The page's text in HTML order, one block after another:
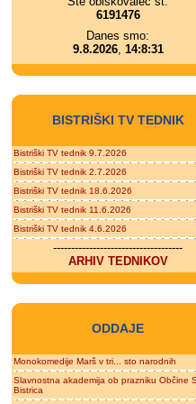
6191476
Danes smo:
9.8.2026, 14:8:31
BISTRIŠKI TV TEDNIK
Bistriški TV tednik 9.7.2026
Bistriški TV tednik 2.7.2026
Bistriški TV tednik 18.6.2026
Bistriški TV tednik 11.6.2026
Bistriški TV tednik 4.6.2026
------------------------------------
ARHIV TEDNIKOV
ODDAJE
Monokomedije Marš v tri... sto narodnih
Slavnostna akademija ob prazniku Občine
Bistrica